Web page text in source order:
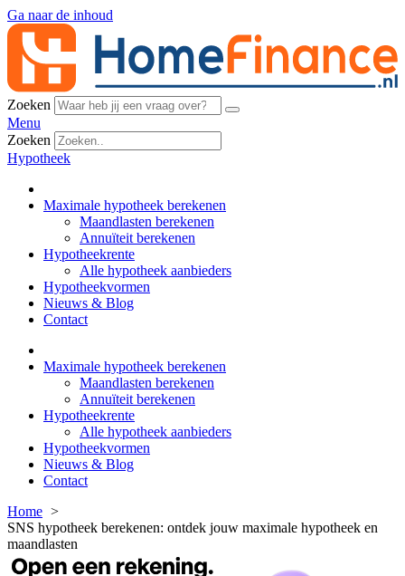
Ga naar de inhoud
Zoeken
Menu
Zoeken
Hypotheek
Maximale hypotheek berekenen
Maandlasten berekenen
Annuïteit berekenen
Hypotheekrente
Alle hypotheek aanbieders
Hypotheekvormen
Nieuws & Blog
Contact
Maximale hypotheek berekenen
Maandlasten berekenen
Annuïteit berekenen
Hypotheekrente
Alle hypotheek aanbieders
Hypotheekvormen
Nieuws & Blog
Contact
Home
SNS hypotheek berekenen: ontdek jouw maximale hypotheek en
maandlasten